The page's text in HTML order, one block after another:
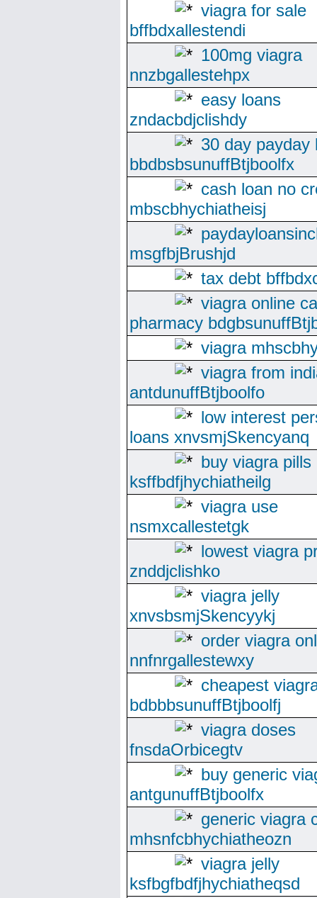
viagra for sale
bffbdxallestendi
100mg viagra
nnzbgallestehpx
easy loans
zndacbdjclishdy
30 day payday
bbdbsbsunuffBtjboolfx
cash loan no
mbscbhychiatheisj
msgfbjBrushjd
tax debt
viagra online
pharmacy
viagra
viagra from
antdunuffBtjboolfo
low interest
loans xnvsmjSkencyanq
buy viagra pills
ksffbdfjhychiatheilg
viagra use
nsmxcallestetgk
lowest viagra
znddjclishko
viagra jelly
xnvsbsmjSkencyykj
order viagra
nnfnrgallestewxy
cheapest
bdbbbsunuffBtjboolfj
viagra doses
fnsdaOrbicegtv
buy generic
antgunuffBtjboolfx
generic viagra
mhsnfcbhychiatheozn
viagra jelly
ksfbgfbdfjhychiatheqsd